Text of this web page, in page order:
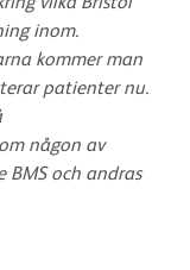
inom.
kommer man
patienter nu.
någon av
BMS och andras